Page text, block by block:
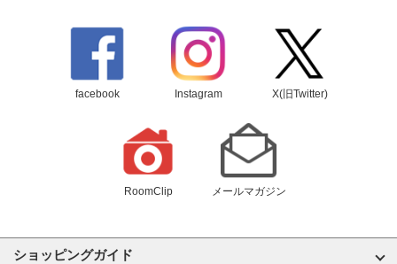
facebook Instagram X(旧Twitter)
RoomClip メールマガジン
ショッピングガイド